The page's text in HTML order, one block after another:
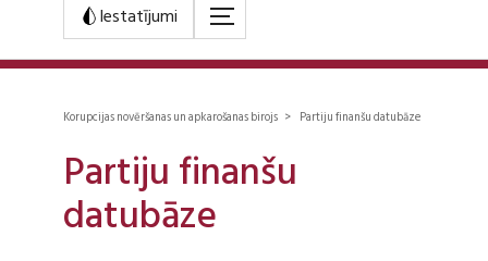
Iestatījumi
Korupcijas novēršanas un apkarošanas birojs > Partiju finanšu datubāze
Partiju finanšu
datubāze